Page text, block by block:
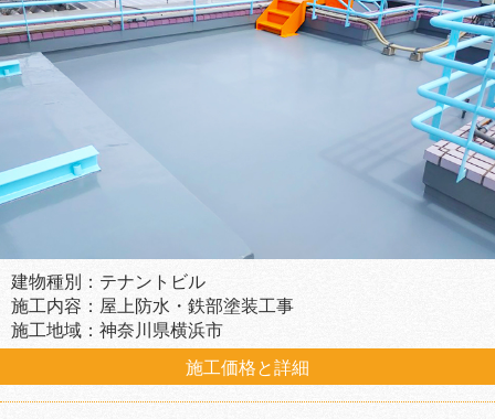
建物種別：テナントビル
施工内容：屋上防水・鉄部塗装工事
施工地域：神奈川県横浜市
施工価格と詳細